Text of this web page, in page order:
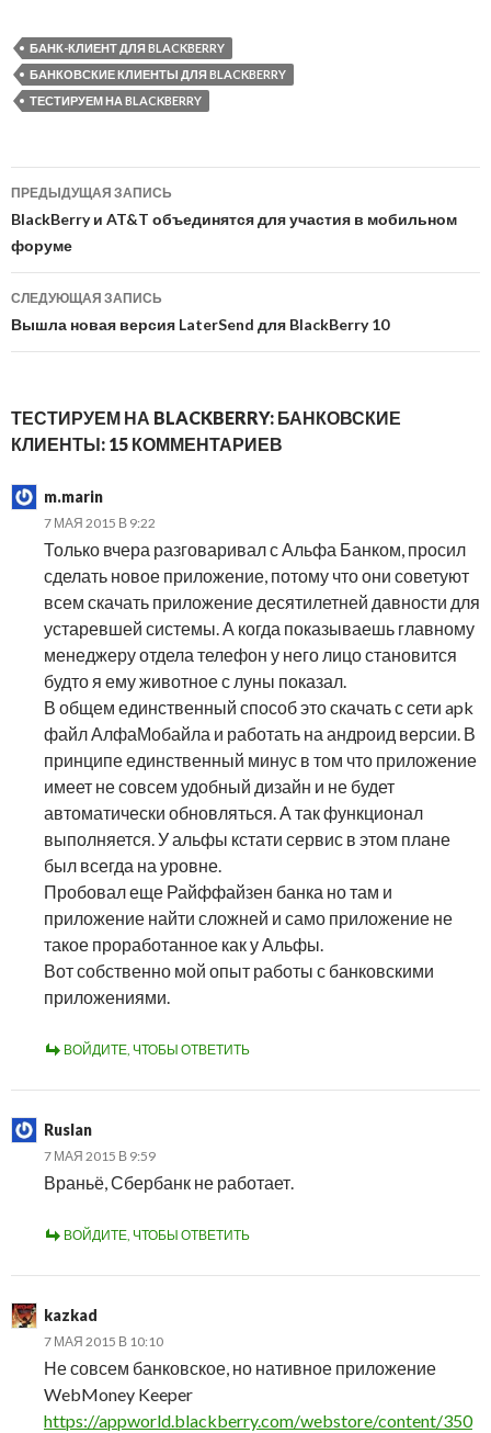
БАНК-КЛИЕНТ ДЛЯ BLACKBERRY
БАНКОВСКИЕ КЛИЕНТЫ ДЛЯ BLACKBERRY
ТЕСТИРУЕМ НА BLACKBERRY
Навигация
по
записям
ПРЕДЫДУЩАЯ ЗАПИСЬ
BlackBerry и AT&T объединятся для участия в мобильном
форуме
СЛЕДУЮЩАЯ ЗАПИСЬ
Вышла новая версия LaterSend для BlackBerry 10
ТЕСТИРУЕМ НА BLACKBERRY: БАНКОВСКИЕ
КЛИЕНТЫ: 15 КОММЕНТАРИЕВ
m.marin
7 МАЯ 2015 В 9:22
Только вчера разговаривал с Альфа Банком, просил
сделать новое приложение, потому что они советуют
всем скачать приложение десятилетней давности для
устаревшей системы. А когда показываешь главному
менеджеру отдела телефон у него лицо становится
будто я ему животное с луны показал.
В общем единственный способ это скачать с сети apk
файл АлфаМобайла и работать на андроид версии. В
принципе единственный минус в том что приложение
имеет не совсем удобный дизайн и не будет
автоматически обновляться. А так функционал
выполняется. У альфы кстати сервис в этом плане
был всегда на уровне.
Пробовал еще Райффайзен банка но там и
приложение найти сложней и само приложение не
такое проработанное как у Альфы.
Вот собственно мой опыт работы с банковскими
приложениями.
ВОЙДИТЕ, ЧТОБЫ ОТВЕТИТЬ
Ruslan
7 МАЯ 2015 В 9:59
Враньё, Сбербанк не работает.
ВОЙДИТЕ, ЧТОБЫ ОТВЕТИТЬ
kazkad
7 МАЯ 2015 В 10:10
Не совсем банковское, но нативное приложение
WebMoney Keeper
https://appworld.blackberry.com/webstore/content/350